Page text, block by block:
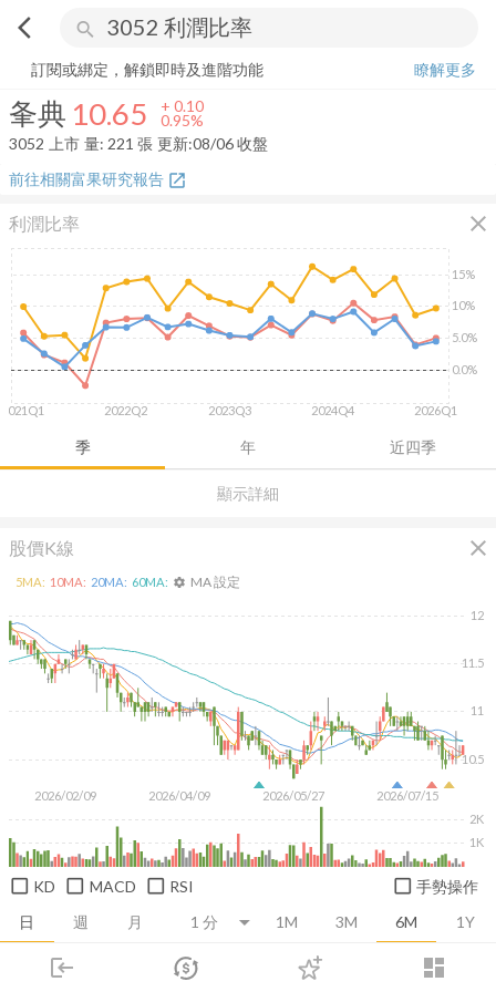
arrow_back_ios search
login dashboard
市場 登入
夆典 10.65+ 0.95%
訂閱或綁定，解鎖即時及進階功能
瞭解更多
夆典 10.65 + 0.10
0.95%
3052
上市 量: 221 張 更新:08/06 收盤
前往相關富果研究報告 open_in_new
利潤比率 close
顯示詳細
季 年 近四季
2021Q1 2022Q2 2023Q3 2024Q4 2026Q1
0.0%
5.0%
10%
15%
股價K線 close
日 週 月 1M 3M 6M 1Y
2026/02/09 2026/04/09 2026/05/27 2026/07/15
10.5
11
11.5
12
1K
2K
5MA: 10MA: 20MA: 60MA: settings MA 設定
KD MACD RSI 手勢操作
推薦卡片 消息面 財務報